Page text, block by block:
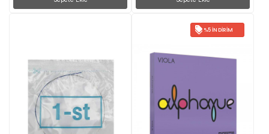
%5 İNDIRIM